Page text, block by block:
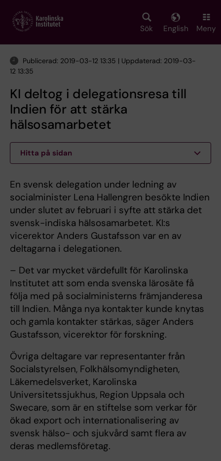
main
Sök English Meny
Publicerad: 2019-03-12 13:35 | Uppdaterad: 2019-03-
12 13:35
KI deltog i delegationsresa till
Indien för att stärka
hälsosamarbetet
Hitta på sidan
En svensk delegation under ledning av
socialminister Lena Hallengren besökte Indien
under slutet av februari i syfte att stärka det
svensk-indiska hälsosamarbetet. KI:s
vicerektor Anders Gustafsson var en av
deltagarna i delegationen.
– Det var mycket värdefullt för Karolinska
Institutet att som enda svenska lärosäte få
följa med på socialministerns främjanderesa
till Indien. Många nya kontakter kunde knytas
och gamla kontakter stärkas, säger Anders
Gustafsson, vicerektor för forskning.
Övriga deltagare var representanter från
Socialstyrelsen, Folkhälsomyndigheten,
Läkemedelsverket, Karolinska
Universitetssjukhus, Region Uppsala och
Swecare, som är en stiftelse som verkar för
ökad export och internationalisering av
svensk hälso- och sjukvård samt flera av
deras medlemsföretag.